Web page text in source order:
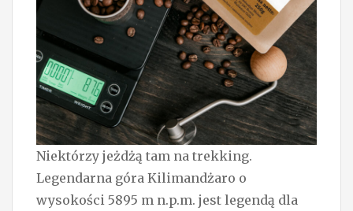
Niektórzy jeżdżą tam na trekking.
Legendarna góra Kilimandżaro o
wysokości 5895 m n.p.m. jest legendą dla